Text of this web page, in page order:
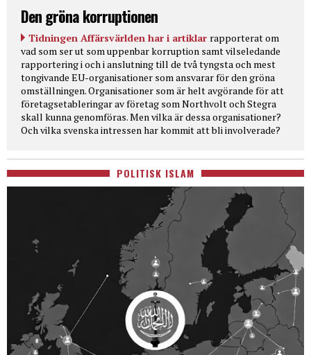
Den gröna korruptionen
Tidningen Affärsvärlden har i artiklar rapporterat om
vad som ser ut som uppenbar korruption samt vilseledande
rapportering i och i anslutning till de två tyngsta och mest
tongivande EU-organisationer som ansvarar för den gröna
omställningen. Organisationer som är helt avgörande för att
företagsetableringar av företag som Northvolt och Stegra
skall kunna genomföras. Men vilka är dessa organisationer?
Och vilka svenska intressen har kommit att bli involverade?
POLITISK ISLAM